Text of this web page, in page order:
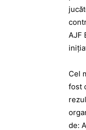
AJF
Cel
fost
de: